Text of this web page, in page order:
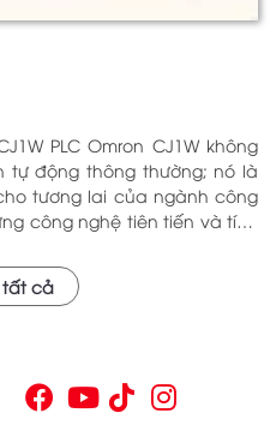
không
tự động thông thường; nó là
tương lai của ngành công
công nghệ tiên tiến và tính
trong nhiều lĩnh vực khác
ổn định và hiệu quả, sản
thông tin cơ bản về PLC
cho bất kỳ ai muốn cải thiện
tất cả